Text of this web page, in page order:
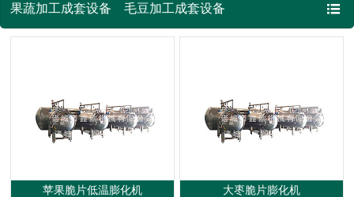
果蔬加工成套设备 毛豆加工成套设备
炒锅蒸煮锅系列 烘干设备 案例展示

苹果脆片低温膨化机 大枣脆片膨化机